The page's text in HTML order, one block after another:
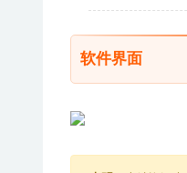
软件界面